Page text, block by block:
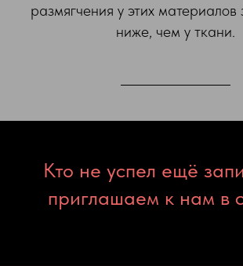
размягчения у этих материалов
ниже, чем у ткани.
Кто не успел ещё
приглашаем к нам в